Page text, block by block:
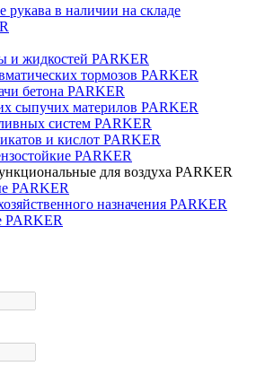
в наличии на складе
и жидкостей PARKER
тормозов PARKER
бетона PARKER
сыпучих материлов PARKER
систем PARKER
и кислот PARKER
PARKER
для воздуха PARKER
PARKER
назначения PARKER
PARKER